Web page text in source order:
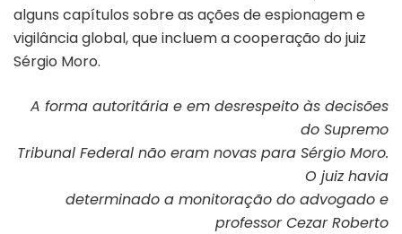
alguns capítulos sobre as ações de espionagem e
vigilância global, que incluem a cooperação do juiz
Sérgio Moro.
A forma autoritária e em desrespeito às decisões
do Supremo
Tribunal Federal não eram novas para Sérgio Moro.
O juiz havia
determinado a monitoração do advogado e
professor Cezar Roberto